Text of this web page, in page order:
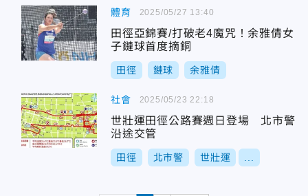
體育
田徑亞錦賽/打破老4魔咒！余雅倩女
子鏈球首度摘銅
田徑 鏈球 余雅倩
2025/05/27 13:40
社會
世壯運田徑公路賽週日登場 北市警
沿途交管
田徑 北市警 世壯運
2025/05/23 22:18